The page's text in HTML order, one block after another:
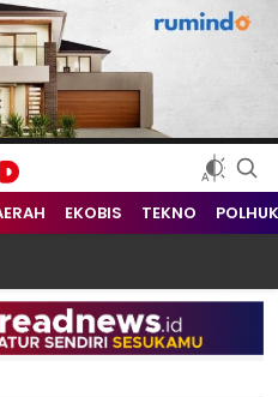
Hari ini dari Indonesia dan Dunia
EKOBIS TEKNO